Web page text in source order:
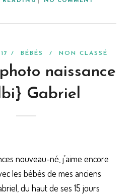
/ BÉBÉS / NON CLASSÉ
naissance
Gabriel
nouveau-né, j’aime encore
les bébés de mes anciens
du haut de ses 15 jours